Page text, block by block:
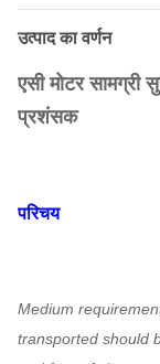
उत्पाद का वर्णन
एसी मोटर
प्रशंसक
परिचय
Medium
transported should